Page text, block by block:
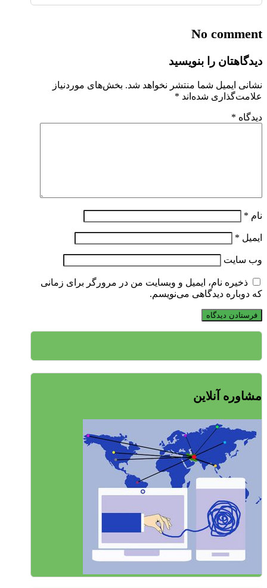
No comment
دیدگاهتان را بنویسید
نشانی ایمیل شما منتشر نخواهد شد. بخش‌های موردنیاز
علامت‌گذاری شده‌اند *
دیدگاه *
نام *
ایمیل *
وب‌ سایت
ذخیره نام، ایمیل و وبسایت من در مرورگر برای زمانی
که دوباره دیدگاهی می‌نویسم.
مشاوره آنلاین